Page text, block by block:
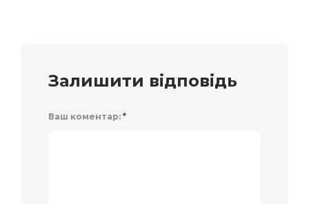
Залишити відповідь
Ваш коментар: *